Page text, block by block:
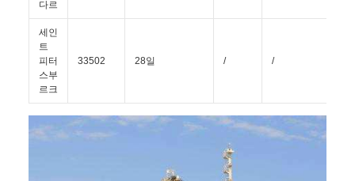
다르
세인
트
피터
스부
르크
33502 28일 / /